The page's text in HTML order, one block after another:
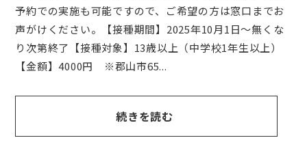
予約での実施も可能ですので、ご希望の方は窓口までお
声がけください。【接種期間】2025年10月1日～無くな
り次第終了【接種対象】13歳以上（中学校1年生以上）
【金額】4000円 ※郡山市65...
続きを読む